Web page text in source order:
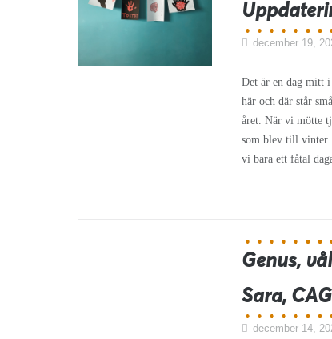
december 19,
Det är en dag mitt
här och där står
året. När vi mötte
som blev till vinter.
vi bara ett fåtal
Genus,
Sara,
december 14,